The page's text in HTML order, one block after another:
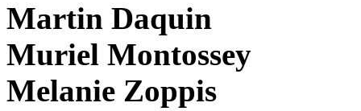
Martin Daquin
Muriel Montossey
Melanie Zoppis